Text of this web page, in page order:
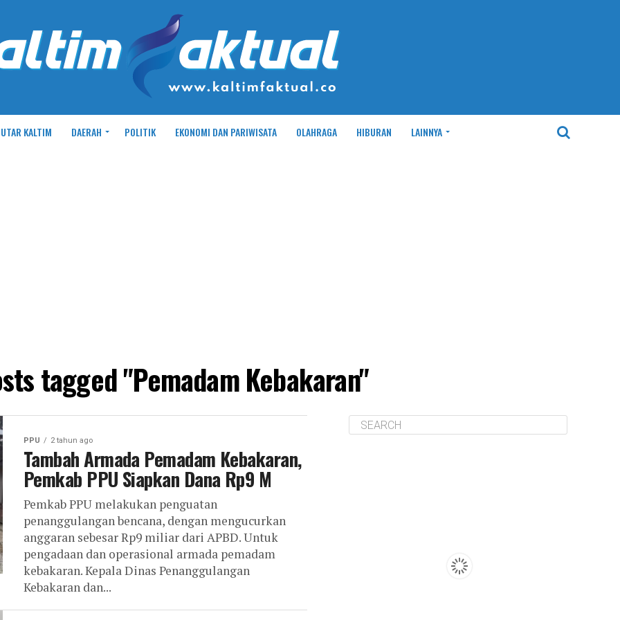
KALTIM DAERAH POLITIK EKONOMI DAN PARIWISATA OLAHRAGA HIBURAN LAINNYA
tagged "Pemadam Kebakaran"
PPU 2 tahun ago
Tambah Armada Pemadam Kebakaran,
Pemkab PPU Siapkan Dana Rp9 M
Pemkab PPU melakukan penguatan
penanggulangan bencana, dengan mengucurkan
anggaran sebesar Rp9 miliar dari APBD. Untuk
pengadaan dan operasional armada pemadam
kebakaran. Kepala Dinas Penanggulangan
Kebakaran dan...